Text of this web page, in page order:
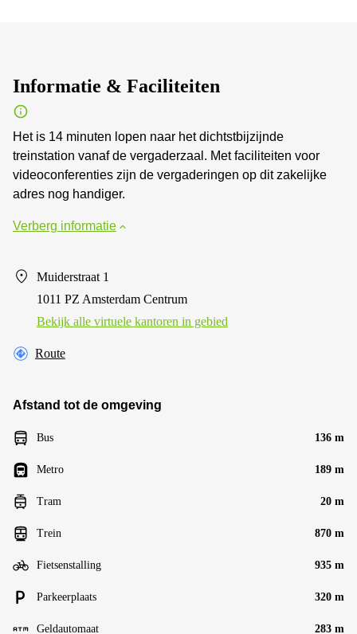
Informatie & Faciliteiten
Het is 14 minuten lopen naar het dichtstbijzijnde
treinstation vanaf de vergaderzaal. Met faciliteiten voor
videoconferenties zijn de vergaderingen op dit zakelijke
adres nog handiger.
Verberg informatie
Muiderstraat 1
1011 PZ Amsterdam Centrum
Bekijk alle virtuele kantoren in gebied
Route
Afstand tot de omgeving
Bus 136 m
Metro 189 m
Tram 20 m
Trein 870 m
Fietsenstalling 935 m
Parkeerplaats 320 m
Geldautomaat 283 m